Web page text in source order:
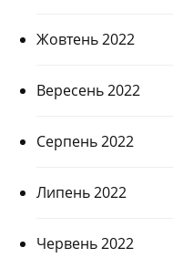
Жовтень 2022
Вересень 2022
Серпень 2022
Липень 2022
Червень 2022